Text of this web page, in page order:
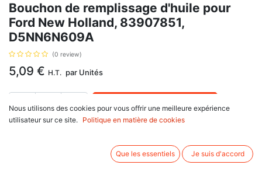
Bouchon de remplissage d'huile pour
Ford New Holland, 83907851,
D5NN6N609A
(0 review)
5,09 € H.T. par Unités
AJOUTER AU PANIER
Diamètres de la collerette 41 x 43, et filetage 30/40 mm, avec pour
référence Ford New Holland : 83907851, D5NN6N609A.
Nous utilisons des cookies pour vous offrir une meilleure expérience
utilisateur sur ce site.
Politique en matière de cookies
Que les essentiels Je suis d'accord